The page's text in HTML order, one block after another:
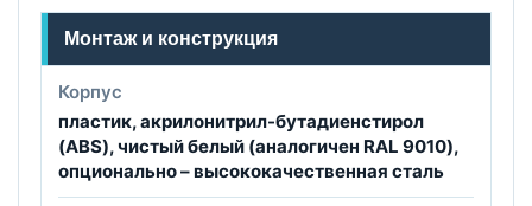
Монтаж и конструкция
Корпус
пластик, акрилонитрил-бутадиенстирол
(ABS), чистый белый (аналогичен RAL 9010),
опционально – высококачественная сталь